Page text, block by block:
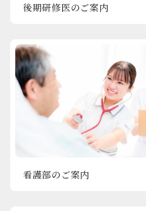
後期研修医のご案内
看護部のご案内